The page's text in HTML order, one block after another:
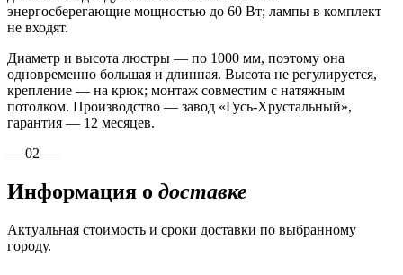
энергосберегающие мощностью до 60 Вт; лампы в комплект
не входят.
Диаметр и высота люстры — по 1000 мм, поэтому она
одновременно большая и длинная. Высота не регулируется,
крепление — на крюк; монтаж совместим с натяжным
потолком. Производство — завод «Гусь-Хрустальный»,
гарантия — 12 месяцев.
— 02 —
Информация о доставке
Актуальная стоимость и сроки доставки по выбранному
городу.